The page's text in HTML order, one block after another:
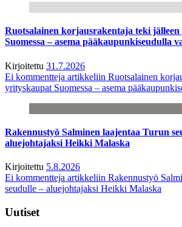
Ruotsalainen korjausrakentaja teki
Suomessa – asema pääkaupunkiseudulla
Kirjoitettu 31.7.2026
Ei kommentteja artikkeliin Ruotsalainen
yrityskaupat Suomessa – asema
Rakennustyö Salminen laajentaa Turun
aluejohtajaksi Heikki Malaska
Kirjoitettu 5.8.2026
Ei kommentteja artikkeliin Rakennustyö
seudulle – aluejohtajaksi Heikki Malaska
Uutiset